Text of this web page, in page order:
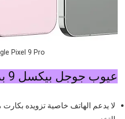
Pixel 9 Pro
عيوب جوجل بيكسل 9 برو
لا يدعم الهاتف خاصية تزويده